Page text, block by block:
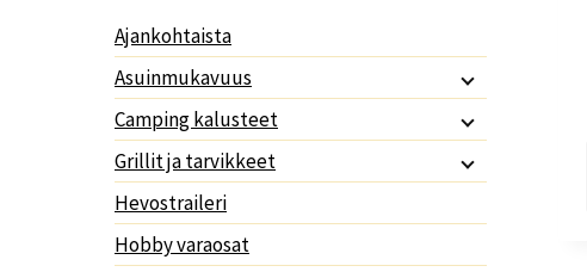
Ajankohtaista
Asuinmukavuus
Camping kalusteet
Grillit ja tarvikkeet
Hevostraileri
Hobby varaosat